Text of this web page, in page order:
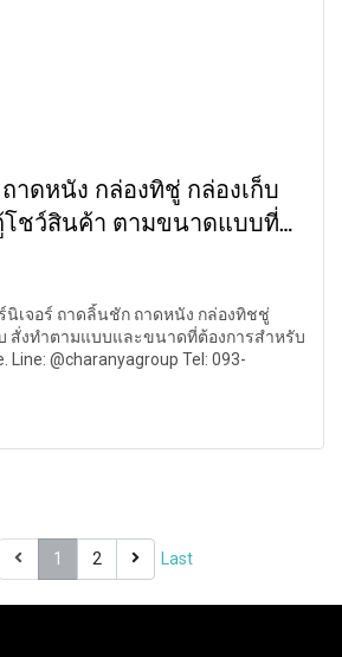
าดหนัง กล่องทิชู่ กล่องเก็บ
โชว์สินค้า ตามขนาดแบบที่
นิเจอร์ ถาดลิ้นชัก ถาดหนัง กล่องทิชชู่
สั่งทำตามแบบและขนาดที่ต้องการสำหรับ
1 2 Last